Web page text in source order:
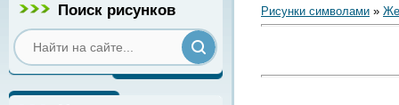
Поиск рисунков Рисунки символами »